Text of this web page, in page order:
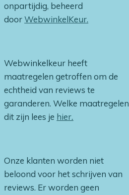
onpartijdig, beheerd
doorWebwinkelKeur.
Webwinkelkeur heeft
maatregelen getroffen om de
echtheid van reviews te
garanderen. Welke maatregelen
dit zijn lees je hier.
Onze klanten worden niet
beloond voor het schrijven van
reviews. Er worden geen